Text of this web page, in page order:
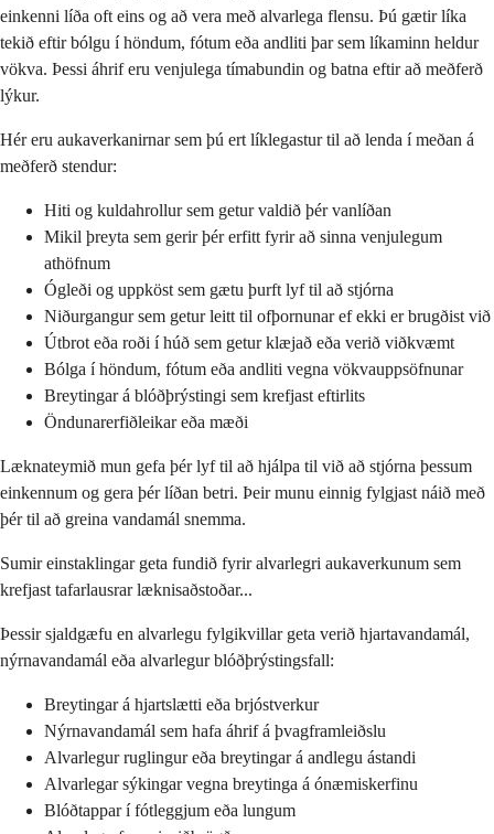
einkenni líða oft eins og að vera með alvarlega flensu. Þú gætir líka
tekið eftir bólgu í höndum, fótum eða andliti þar sem líkaminn heldur
vökva. Þessi áhrif eru venjulega tímabundin og batna eftir að meðferð
lýkur.
Hér eru aukaverkanirnar sem þú ert líklegastur til að lenda í meðan á
meðferð stendur:
Hiti og kuldahrollur sem getur valdið þér vanlíðan
Mikil þreyta sem gerir þér erfitt fyrir að sinna venjulegum
athöfnum
Ógleði og uppköst sem gætu þurft lyf til að stjórna
Niðurgangur sem getur leitt til ofþornunar ef ekki er brugðist við
Útbrot eða roði í húð sem getur klæjað eða verið viðkvæmt
Bólga í höndum, fótum eða andliti vegna vökvauppsöfnunar
Breytingar á blóðþrýstingi sem krefjast eftirlits
Öndunarerfiðleikar eða mæði
Læknateymið mun gefa þér lyf til að hjálpa til við að stjórna þessum
einkennum og gera þér líðan betri. Þeir munu einnig fylgjast náið með
þér til að greina vandamál snemma.
Sumir einstaklingar geta fundið fyrir alvarlegri aukaverkunum sem
krefjast tafarlausrar læknisaðstoðar...
Þessir sjaldgæfu en alvarlegu fylgikvillar geta verið hjartavandamál,
nýrnavandamál eða alvarlegur blóðþrýstingsfall:
Breytingar á hjartslætti eða brjóstverkur
Nýrnavandamál sem hafa áhrif á þvagframleiðslu
Alvarlegur ruglingur eða breytingar á andlegu ástandi
Alvarlegar sýkingar vegna breytinga á ónæmiskerfinu
Blóðtappar í fótleggjum eða lungum